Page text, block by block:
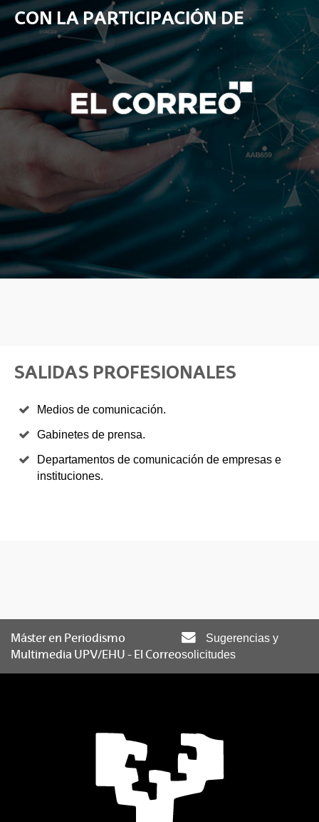
CON LA PARTICIPACIÓN DE
SALIDAS PROFESIONALES
Medios de comunicación.
Gabinetes de prensa.
Departamentos de comunicación de empresas e
instituciones.
Máster en Periodismo
Multimedia UPV/EHU - El Correo
Sugerencias y
solicitudes